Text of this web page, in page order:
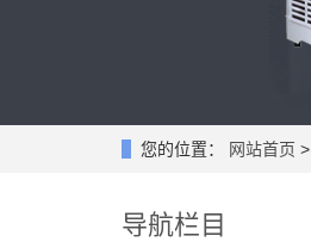
您的位置： 网站首页 >
导航栏目